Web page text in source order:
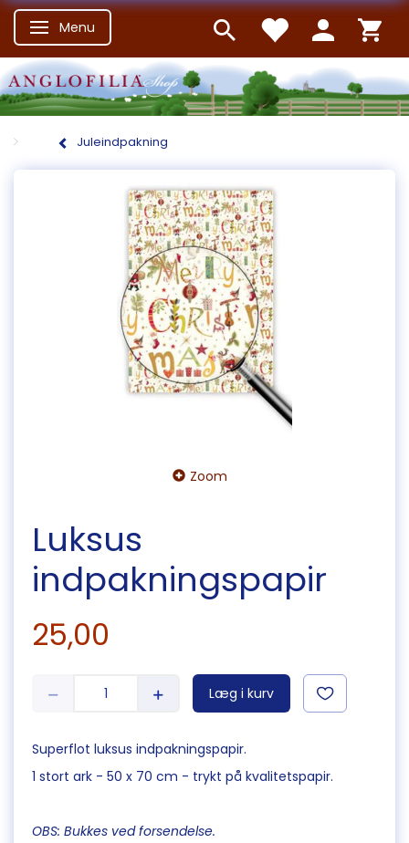
Skifte navigation
Menu
Juleindpakning
Zoom
Luksus
indpakningspapir
25,00
Læg i kurv
Superflot luksus indpakningspapir.
1 stort ark - 50 x 70 cm - trykt på kvalitetspapir.
OBS: Bukkes ved forsendelse.